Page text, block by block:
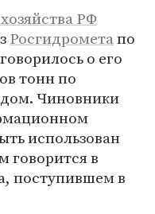
РФ
Росгидрометапо
о его
тонн по
Чиновники
использован
говорится в
поступившем в